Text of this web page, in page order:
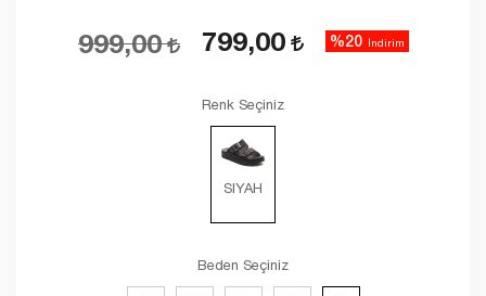
999,00 799,00 %20 İndirim
Renk Seçiniz
SIYAH
Beden Seçiniz